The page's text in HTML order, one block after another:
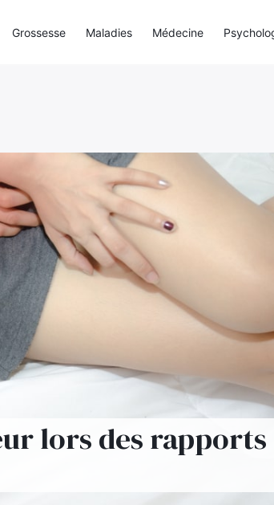
lors des rapports
Grossesse Maladies Médecine